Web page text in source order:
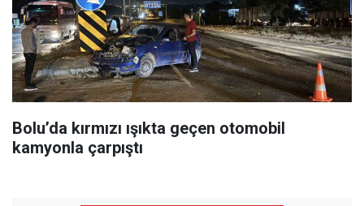
Bolu’da kırmızı ışıkta geçen otomobil
kamyonla çarpıştı